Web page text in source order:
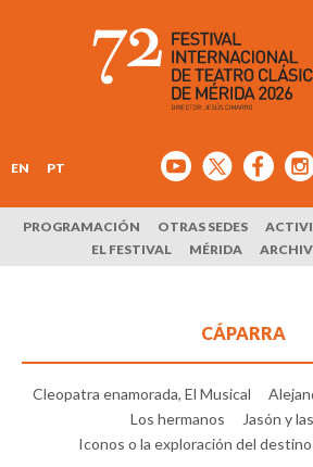
EN PT
PROGRAMACIÓN OTRAS SEDES
EL FESTIVAL
MÉRIDA
CÁPARRA
Cleopatra enamorada, El Musical
Los hermanos
Jasón y
Iconos o la exploración del destino